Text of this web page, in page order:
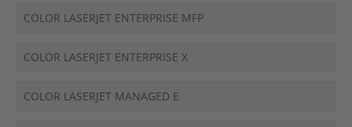
COLOR LASERJET ENTERPRISE MFP
COLOR LASERJET ENTERPRISE X
COLOR LASERJET MANAGED E